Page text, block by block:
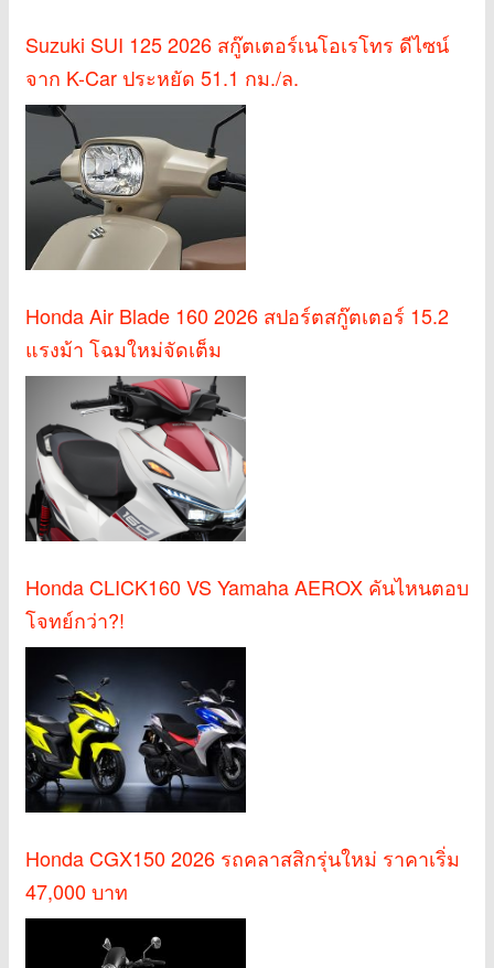
Suzuki SUI 125 2026 สกู๊ตเตอร์เนโอเรโทร ดีไซน์
จาก K-Car ประหยัด 51.1 กม./ล.
Honda Air Blade 160 2026 สปอร์ตสกู๊ตเตอร์ 15.2
แรงม้า โฉมใหม่จัดเต็ม
Honda CLICK160 VS Yamaha AEROX คันไหนตอบ
โจทย์กว่า?!
Honda CGX150 2026 รถคลาสสิกรุ่นใหม่ ราคาเริ่ม
47,000 บาท